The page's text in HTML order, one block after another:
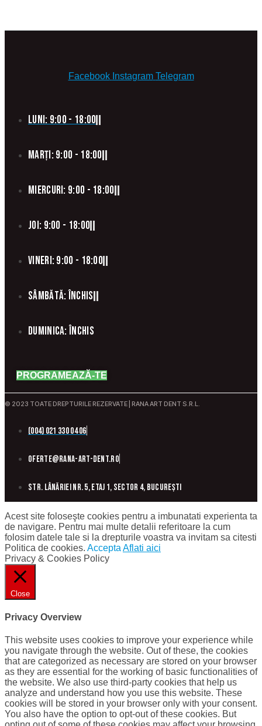
Facebook Instagram Telegram
Luni: 9:00 - 18:00
Marți: 9:00 - 18:00
Miercuri: 9:00 - 18:00
Joi: 9:00 - 18:00
Vineri: 9:00 - 18:00
Sâmbătă: Închis
Duminica: Închis
PROGRAMEAZĂ-TE
© 2023 TOATE DREPTURILE REZERVATE | RANA ART DENT S.R.L.
(004) 021 330 04 06
oferte@rana-art-dent.ro
Str. Lânăriei nr. 5, etaj 1, sector 4, București
Acest site foloseşte cookies pentru a imbunatati experienta ta
de navigare. Pentru mai multe detalii referitoare la cum
folosim datele tale si la drepturile voastra va invitam sa citesti
Politica de cookies. Accepta Aflati aici
Privacy & Cookies Policy
Close
Privacy Overview
This website uses cookies to improve your experience while
you navigate through the website. Out of these, the cookies
that are categorized as necessary are stored on your browser
as they are essential for the working of basic functionalities of
the website. We also use third-party cookies that help us
analyze and understand how you use this website. These
cookies will be stored in your browser only with your consent.
You also have the option to opt-out of these cookies. But